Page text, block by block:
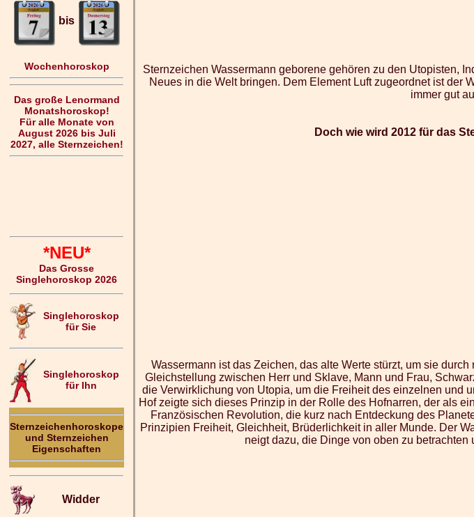
bis
Wochenhoroskop
Das große Lenormand
Monatshoroskop!
Für alle Monate von
August 2026 bis Juli
2027, alle Sternzeichen!
*NEU*
Das Grosse
Singlehoroskop 2026
Singlehoroskop
für Sie
Singlehoroskop
für Ihn
Sternzeichenhoroskope
und Sternzeichen
Eigenschaften
Widder
Sternzeichen Wassermann geborene gehören zu den Utopisten,
Neues in die Welt bringen. Dem Element Luft zugeordnet ist der
immer gut
Doch wie wird 2012 für das
Wassermann ist das Zeichen, das alte Werte stürzt, um sie
Gleichstellung zwischen Herr und Sklave, Mann und Frau,
die Verwirklichung von Utopia, um die Freiheit des einzelnen und
Hof zeigte sich dieses Prinzip in der Rolle des Hofnarren, der als
Französischen Revolution, die kurz nach Entdeckung des
Prinzipien Freiheit, Gleichheit, Brüderlichkeit in aller Munde. Der
neigt dazu, die Dinge von oben zu